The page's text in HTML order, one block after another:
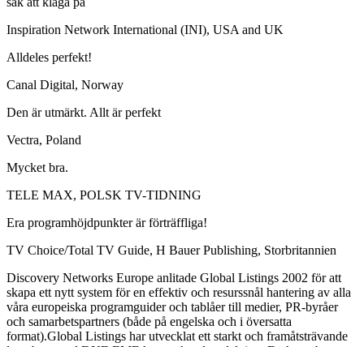
Inspiration Network International (INI), USA and UK
Alldeles perfekt!
Canal Digital, Norway
Den är utmärkt. Allt är perfekt
Vectra, Poland
Mycket bra.
TELE MAX, POLSK TV-TIDNING
Era programhöjdpunkter är förträffliga!
TV Choice/Total TV Guide, H Bauer Publishing, Storbritannien
Discovery Networks Europe anlitade Global Listings 2002 för att
skapa ett nytt system för en effektiv och resurssnål hantering av alla
våra europeiska programguider och tablåer till medier, PR-byråer
och samarbetspartners (både på engelska och i översatta
format).Global Listings har utvecklat ett starkt och framåtsträvande